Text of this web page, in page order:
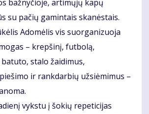
bažnyčioje, artimųjų kapų
su pačių gamintais skanėstais.
Adomėlis vis suorganizuoja
– krepšinį, futbolą,
stalo žaidimus,
ir rankdarbių užsiėmimus –
vykstu į šokių repeticijas